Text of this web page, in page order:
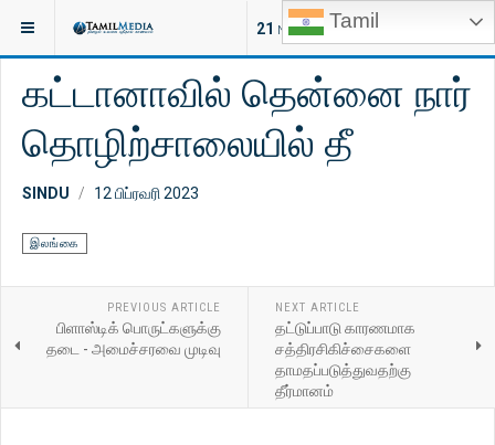
Tamil
21 NEW ARTICLES
இருக்குமிடம்: செய்திகள்
கட்டானாவில் தென்னை நார்
தொழிற்சாலையில் தீ
SINDU 12 பிப்ரவரி 2023
இலங்கை
PREVIOUS ARTICLE
பிளாஸ்டிக் பொருட்களுக்கு
தடை - அமைச்சரவை முடிவு
NEXT ARTICLE
தட்டுப்பாடு காரணமாக
சத்திரசிகிச்சைகளை
தாமதப்படுத்துவதற்கு
தீர்மானம்